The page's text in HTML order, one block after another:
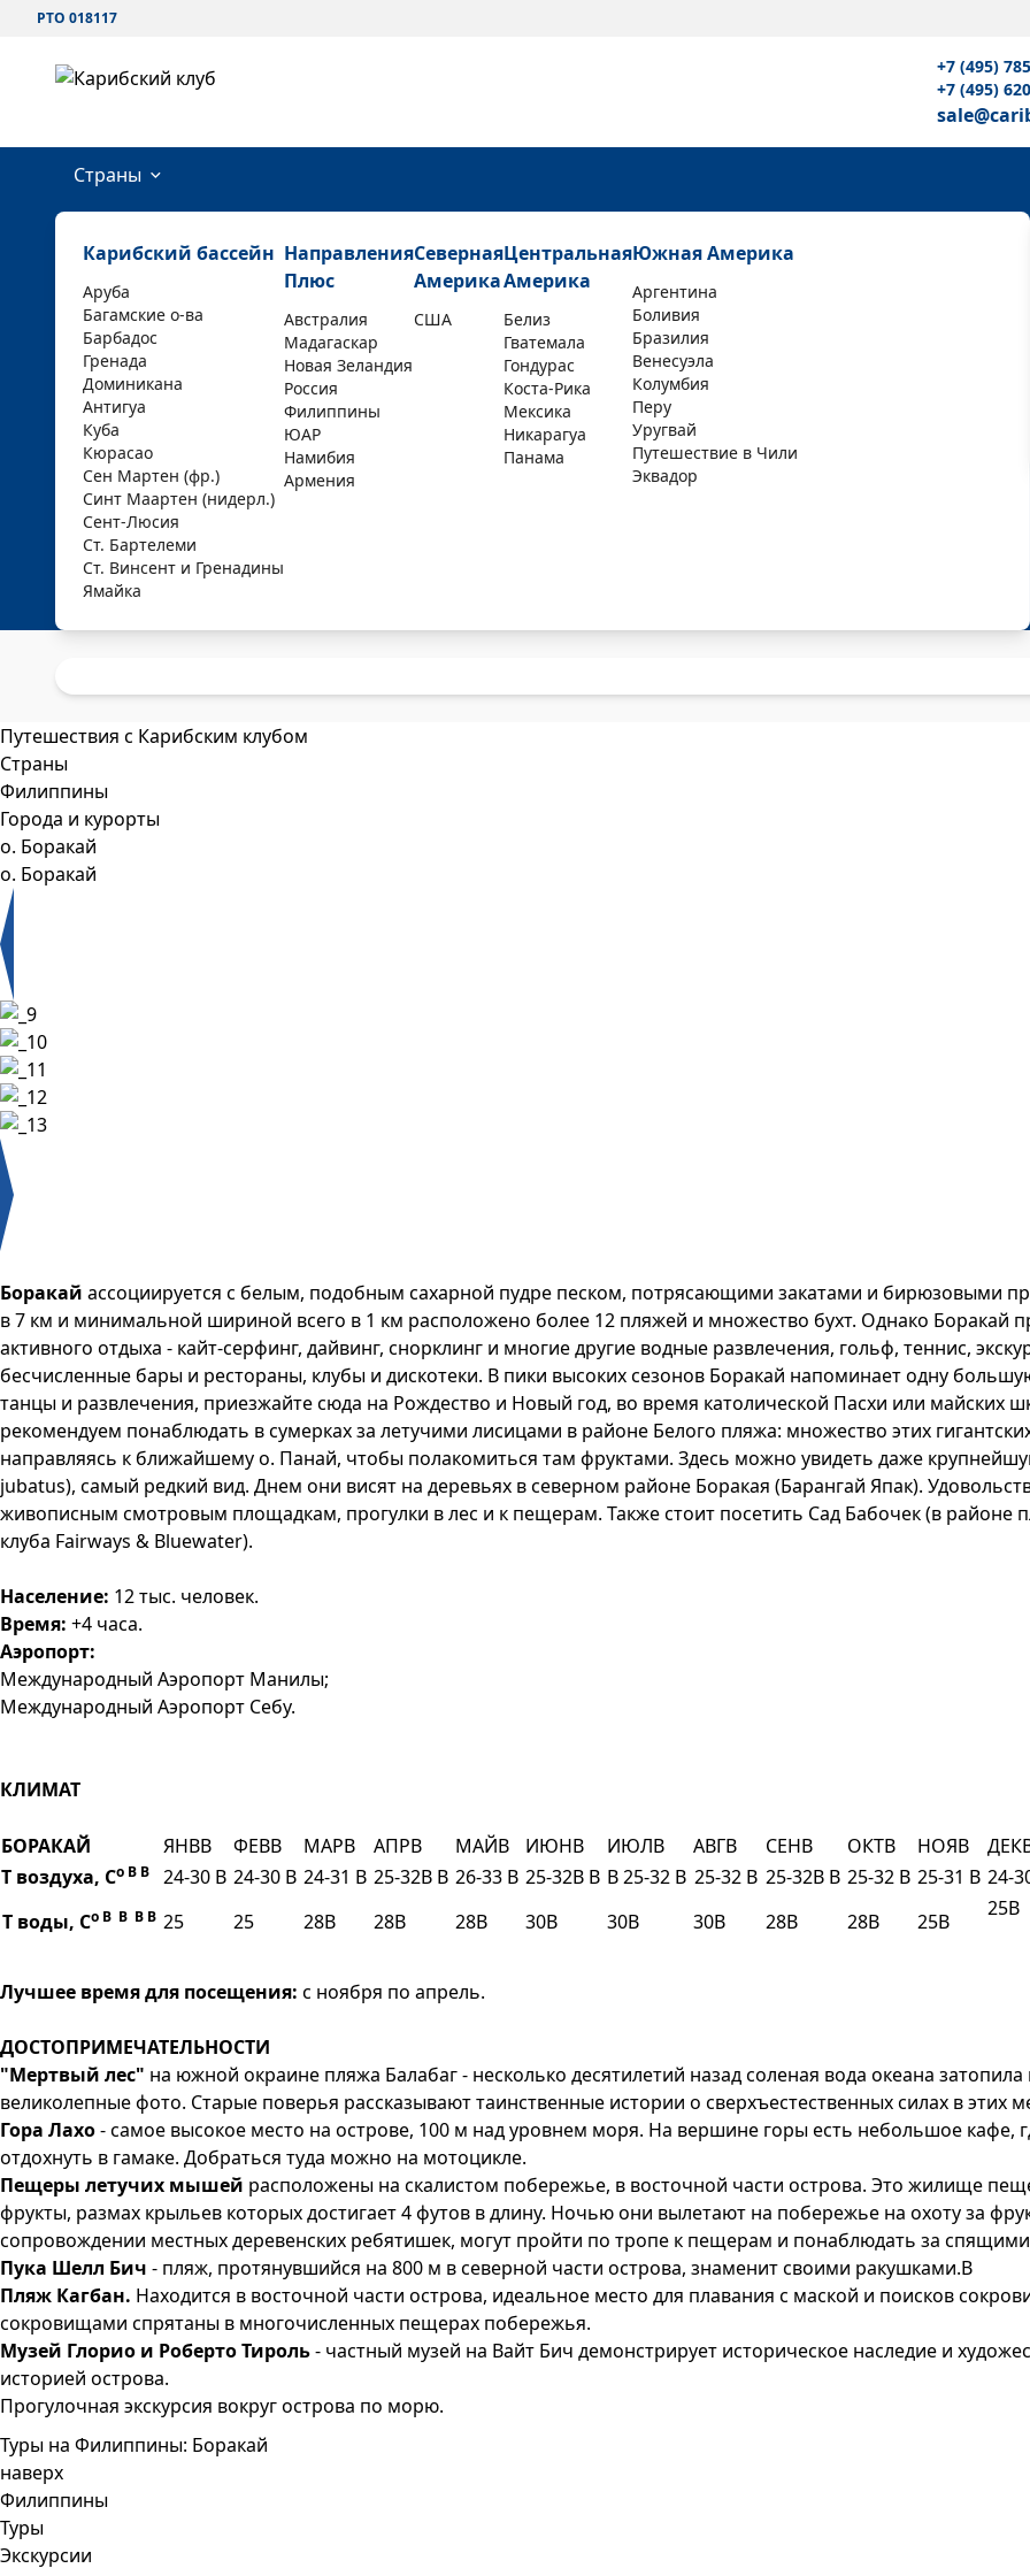
РТО 018117
+7 (495)
+7 (495)
Страны
Карибский бассейн
Аруба
Багамские о-ва
Барбадос
Гренада
Доминикана
Антигуа
Куба
Кюрасао
Сен Мартен (фр.)
Синт Маартен (нидерл.)
Сент-Люсия
Ст. Бартелеми
Ст. Винсент и Гренадины
Ямайка
Направления
Плюс
Австралия
Мадагаскар
Новая Зеландия
Россия
Филиппины
ЮАР
Намибия
Армения
Северная
Америка
США
Центральная
Америка
Белиз
Гватемала
Гондурас
Коста-Рика
Мексика
Никарагуа
Панама
Южная Америка
Аргентина
Боливия
Бразилия
Венесуэла
Колумбия
Перу
Уругвай
Путешествие в Чили
Эквадор
Путешествия с Карибским клубом
Страны
Филиппины
Города и курорты
о. Боракай
о. Боракай
Боракай ассоциируется с белым, подобным сахарной пудре песком, потрясающими закатами и бирюзовыми
в 7 км и минимальной шириной всего в 1 км расположено более 12 пляжей и множество бухт. Однако Боракай
активного отдыха - кайт-серфинг, дайвинг, снорклинг и многие другие водные развлечения, гольф, теннис,
бесчисленные бары и рестораны, клубы и дискотеки. В пики высоких сезонов Боракай напоминает одну
танцы и развлечения, приезжайте сюда на Рождество и Новый год, во время католической Пасхи или майских
рекомендуем понаблюдать в сумерках за летучими лисицами в районе Белого пляжа: множество этих
направляясь к ближайшему о. Панай, чтобы полакомиться там фруктами. Здесь можно увидеть даже
jubatus), самый редкий вид. Днем они висят на деревьях в северном районе Боракая (Барангай Япак).
живописным смотровым площадкам, прогулки в лес и к пещерам. Также стоит посетить Сад Бабочек (в районе
клуба Fairways & Bluewater).
Население: 12 тыс. человек.
Время: +4 часа.
Аэропорт:
Международный Аэропорт Манилы;
Международный Аэропорт Себу.
КЛИМАТ
БОРАКАЙ ЯНВВ ФЕВВ МАРВ АПРВ МАЙВ ИЮНВ ИЮЛВ АВГВ СЕНВ ОКТВ НОЯВ
Т воздуха, Со В В 24-30 В 24-30 В 24-31 В 25-32В В 26-33 В 25-32В В В 25-32 В 25-32 В 25-32В В 25-32 В 25-31 В 24-
Т воды, Со В В В В 25 25 28В 28В 28В 30В 30В 30В 28В 28В 25В
25В
Лучшее время для посещения: с ноября по апрель.
ДОСТОПРИМЕЧАТЕЛЬНОСТИ
"Мертвый лес" на южной окраине пляжа Балабаг - несколько десятилетий назад соленая вода океана
великолепные фото. Старые поверья рассказывают таинственные истории о сверхъестественных силах в
Гора Лахо- самое высокое место на острове, 100 м над уровнем моря. На вершине горы есть небольшое
отдохнуть в гамаке. Добраться туда можно на мотоцикле.
Пещеры летучих мышей расположены на скалистом побережье, в восточной части острова. Это жилище
фрукты, размах крыльев которых достигает 4 футов в длину. Ночью они вылетают на побережье на охоту за
сопровождении местных деревенских ребятишек, могут пройти по тропе к пещерам и понаблюдать за
Пука Шелл Бич - пляж, протянувшийся на 800 м в северной части острова, знаменит своими ракушками.В
Пляж Кагбан. Находится в восточной части острова, идеальное место для плавания с маской и поисков
сокровищами спрятаны в многочисленных пещерах побережья.
Музей Глорио и Роберто Тироль- частный музей на Вайт Бич демонстрирует историческое наследие и
историей острова.
Прогулочная экскурсия вокруг острова по морю.
Туры на Филиппины: Боракай
наверх
Филиппины
Туры
Экскурсии